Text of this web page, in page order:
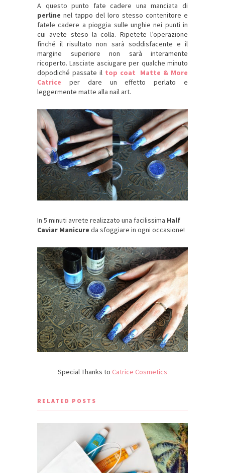
A questo punto fate cadere una manciata di
perline nel tappo del loro stesso contenitore e
fatele cadere a pioggia sulle unghie nei punti in
cui avete steso la colla. Ripetete l’operazione
finché il risultato non sarà soddisfacente e il
margine superiore non sarà interamente
ricoperto. Lasciate asciugare per qualche minuto
dopodiché passate il top coat Matte & More
Catrice per dare un effetto perlato e
leggermente matte alla nail art.
In 5 minuti avrete realizzato una facilissima Half
Caviar Manicure da sfoggiare in ogni occasione!
Special Thanks to Catrice Cosmetics
RELATED POSTS